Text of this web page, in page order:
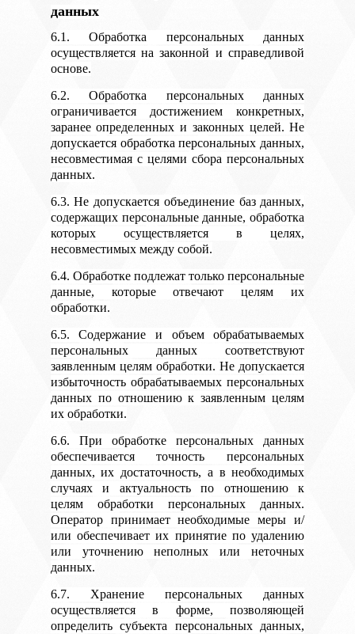
данных
6.1. Обработка персональных данных
осуществляется на законной и справедливой
основе.
6.2. Обработка персональных данных
ограничивается достижением конкретных,
заранее определенных и законных целей. Не
допускается обработка персональных данных,
несовместимая с целями сбора персональных
данных.
6.3. Не допускается объединение баз данных,
содержащих персональные данные, обработка
которых осуществляется в целях,
несовместимых между собой.
6.4. Обработке подлежат только персональные
данные, которые отвечают целям их
обработки.
6.5. Содержание и объем обрабатываемых
персональных данных соответствуют
заявленным целям обработки. Не допускается
избыточность обрабатываемых персональных
данных по отношению к заявленным целям
их обработки.
6.6. При обработке персональных данных
обеспечивается точность персональных
данных, их достаточность, а в необходимых
случаях и актуальность по отношению к
целям обработки персональных данных.
Оператор принимает необходимые меры и/
или обеспечивает их принятие по удалению
или уточнению неполных или неточных
данных.
6.7. Хранение персональных данных
осуществляется в форме, позволяющей
определить субъекта персональных данных,